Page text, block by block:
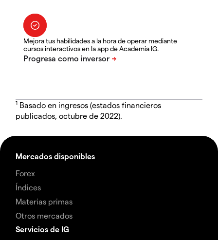
Mejora tus habilidades a la hora de operar mediante
cursos interactivos en la app de Academia IG.
1 Basado en ingresos (estados financieros
publicados, octubre de 2022).
Mercados disponibles
Forex
Índices
Materias primas
Otros mercados
Servicios de IG